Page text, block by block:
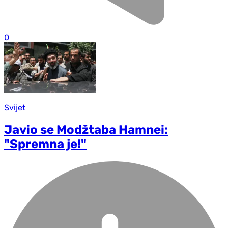
0
Svijet
Javio se Modžtaba Hamnei:
"Spremna je!"